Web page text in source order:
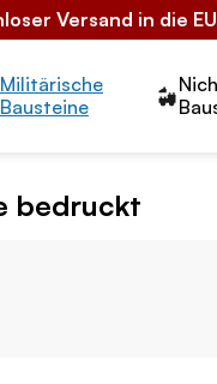
Versand in die
Militärische
Bausteine
bedruckt